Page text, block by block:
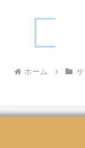
ホーム